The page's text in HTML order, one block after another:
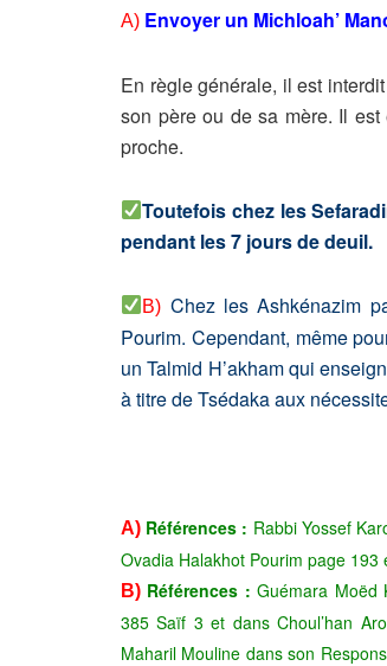
A) Envoyer un Michloah’
En règle générale, il est
son père ou de sa mère. Il
proche.
Toutefois chez les
pendant les 7 jours de deuil.
B) Chez les Ashkénazim
Pourim. Cependant, même
un Talmid H’akham qui
à titre de Tsédaka aux
A) Références : Rabbi Yossef
Ovadia Halakhot Pourim page 193
B) Références :Guémara Moëd
385 Saïf 3 et dans Choul’han
Maharil Mouline dans son